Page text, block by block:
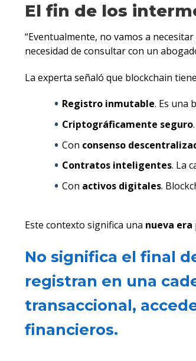
El fin de los
“Eventualmente, no vamos a
necesidad de consultar con un
La experta señaló que blockchain
Registro inmutable. Es una
Criptográficamente seguro
Con consenso
Contratos inteligentes. La
Con activos digitales.
Este contexto significa una nueva era
No significa el final
registran en una
transaccional,
financieros.